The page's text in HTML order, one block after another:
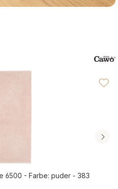
von 4.6 von 5 Sternen
6500 - Farbe: puder - 383